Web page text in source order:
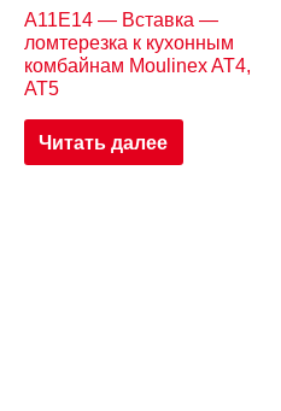
A11E14 — Вставка —
ломтерезка к кухонным
комбайнам Moulinex AT4,
AT5
Читать далее